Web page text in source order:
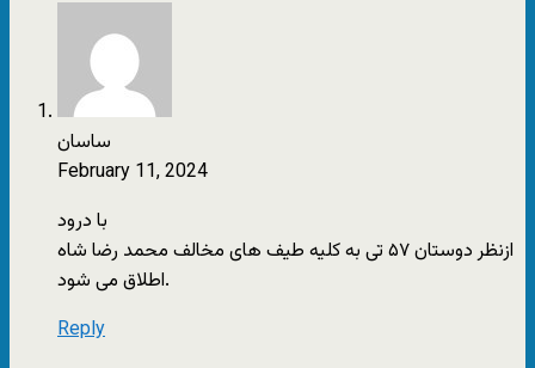
ساسان
February 11, 2024
با درود
ازنظر دوستان ۵۷ تی به کلیه طیف های مخالف محمد رضا شاه
اطلاق می شود.
Reply